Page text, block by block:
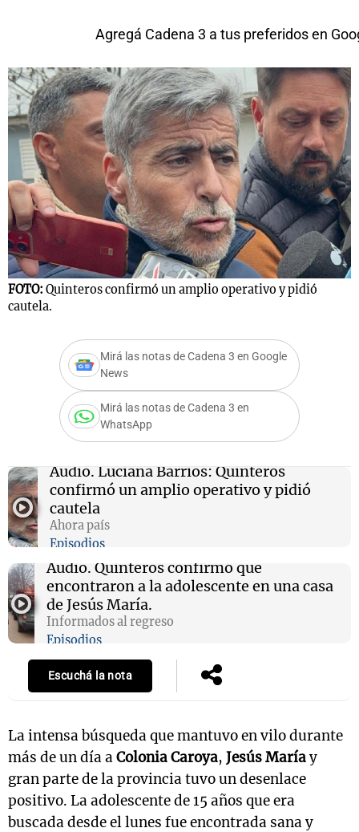
Agregá Cadena 3 a tus preferidos en
FOTO: Quinteros confirmó un amplio operativo y pidió
cautela.
Mirá las notas de Cadena 3 en Google
News
Mirá las notas de Cadena 3 en
WhatsApp
Audio. Luciana Barrios: Quinteros
confirmó un amplio operativo y pidió
cautela
Ahora país
Episodios
Audio. Quinteros confirmó que
encontraron a la adolescente en una casa
de Jesús María.
Informados al regreso
Episodios
Escuchá la nota
La intensa búsqueda que mantuvo en vilo durante
más de un día aColonia Caroya, Jesús Maríay
gran parte de la provincia tuvo un desenlace
positivo. La adolescente de 15 años que era
buscada desde el lunes fue encontrada sana y